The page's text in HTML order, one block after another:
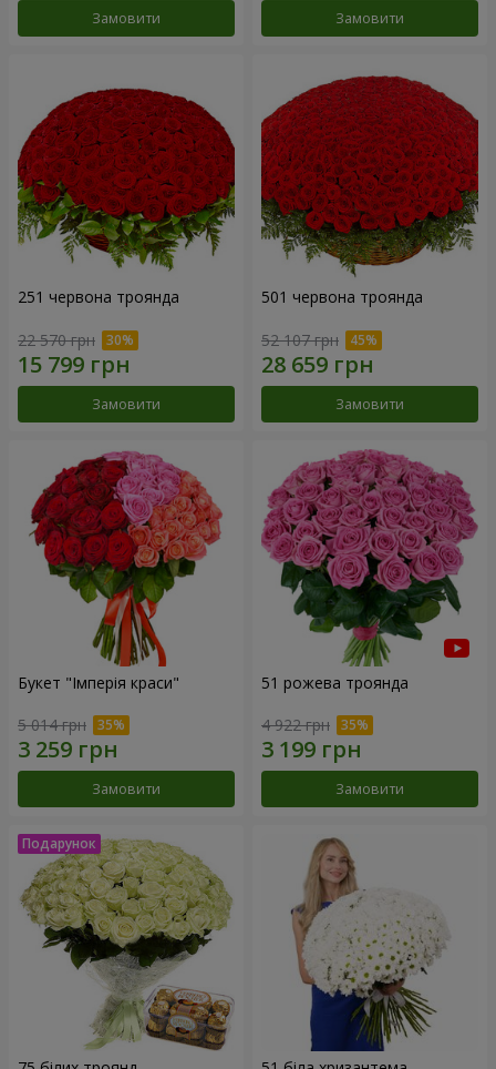
Замовити Замовити
251 червона троянда
22 570 грн
Замовити
501 червона троянда
52 107 грн
Замовити
Букет "Імперія краси"
5 014 грн
Замовити
51 рожева троянда
4 922 грн
Замовити